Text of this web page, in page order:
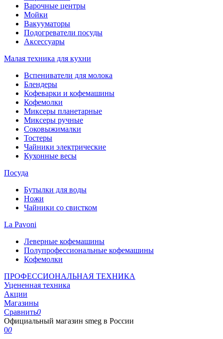
Варочные центры
Мойки
Вакууматоры
Подогреватели посуды
Аксессуары
Малая техника для кухни
Вспениватели для молока
Блендеры
Кофеварки и кофемашины
Кофемолки
Миксеры планетарные
Миксеры ручные
Соковыжималки
Тостеры
Чайники электрические
Кухонные весы
Посуда
Бутылки для воды
Ножи
Чайники со свистком
La Pavoni
Леверные кофемашины
Полупрофессиональные кофемашины
Кофемолки
ПРОФЕССИОНАЛЬНАЯ ТЕХНИКА
Уцененная техника
Акции
Магазины
Сравнить0
Официальный магазин smeg в России
00